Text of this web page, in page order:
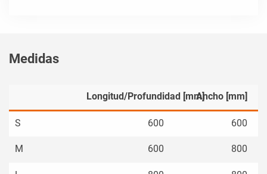
Medidas
S
M
Longitud/Profundidad [mm]Ancho [mm]
600 600
600 800